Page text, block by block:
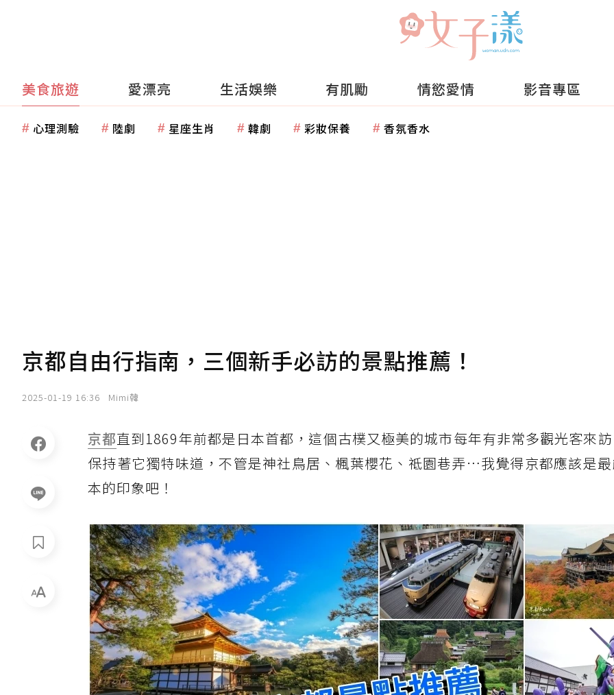
美食旅遊 愛漂亮 生活娛樂 有肌勵 情慾愛情 影音專區
心理測驗 陸劇 星座生肖 韓劇 彩妝保養 香氛香水
京都自由行指南，三個新手必訪的景點推薦！
2025-01-19 16:36 Mimi韓
京都直到1869年前都是日本首都，這個古樸又極美的城市每年有非常多觀光客來
保持著它獨特味道，不管是神社鳥居、楓葉櫻花、祗園巷弄⋯我覺得京都應該是最
本的印象吧！